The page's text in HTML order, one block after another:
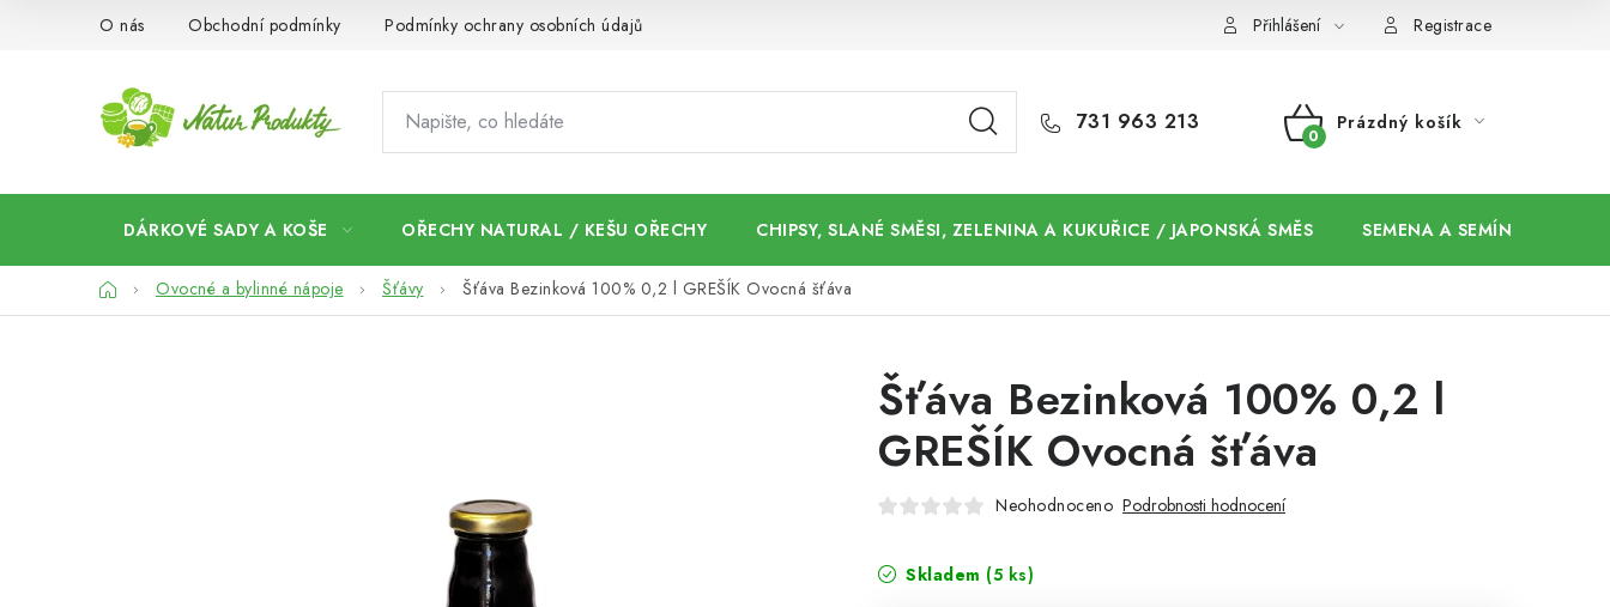
O nás Obchodní podmínky Podmínky ochrany osobních údajů Přihlášení Registrace
731 963 213
NÁKUPNÍ
Prázdný košík
DÁRKOVÉ SADY A KOŠE OŘECHY NATURAL / KEŠU OŘECHY CHIPSY, SLANÉ SMĚSI, ZELENINA A KUKUŘICE / JAPONSKÁ SMĚS SEMENA A SEMÍNKA / CHIA
DomůOvocné a bylinné nápoje Šťávy Šťáva Bezinková 100% 0,2 l GREŠÍK Ovocná šťáva
Šťáva Bezinková 100% 0,2 l
GREŠÍK Ovocná šťáva
Neohodnoceno Podrobnosti hodnocení
Skladem (5 ks)